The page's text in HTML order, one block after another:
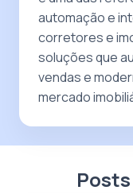
automação e
corretores e
soluções que
vendas e
mercado